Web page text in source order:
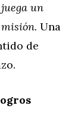
un
Una
de